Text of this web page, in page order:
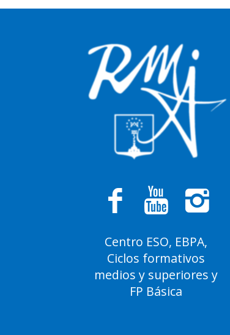
Centro ESO, EBPA,
Ciclos formativos
medios y superiores y
FP Básica